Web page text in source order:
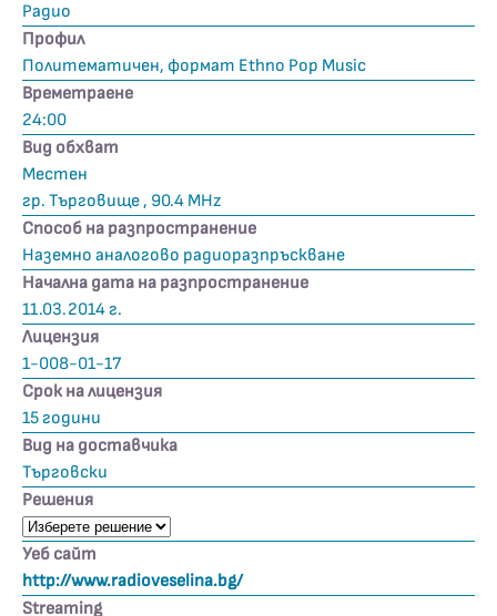
Радио
Профил
Политематичен, формат Ethno Pop Music
Времетраене
24:00
Вид обхват
Местен
гр. Търговище , 90.4 MHz
Способ на разпространение
Наземно аналогово радиоразпръскване
Начална дата на разпространение
11.03.2014 г.
Лицензия
1-008-01-17
Срок на лицензия
15 години
Вид на доставчика
Търговски
Решения
Уеб сайт
http://www.radioveselina.bg/
Streaming